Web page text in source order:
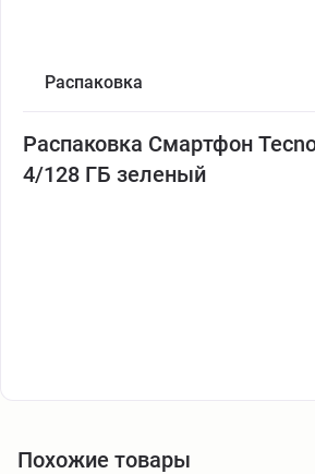
Распаковка
Распаковка Смартфон
4/128 ГБ зеленый
Похожие товары